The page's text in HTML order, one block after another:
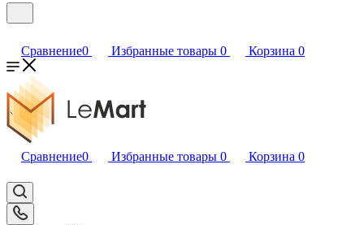
Сравнение0 Избранные товары 0 Корзина 0
Сравнение0 Избранные товары 0 Корзина 0